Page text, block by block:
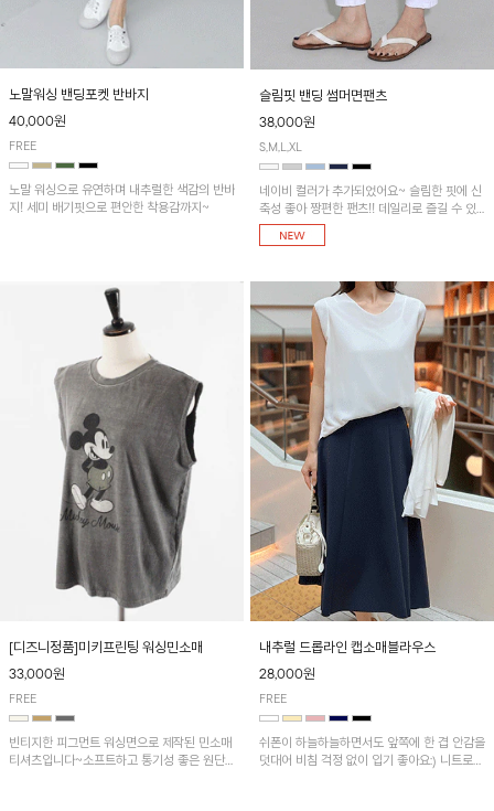
노말워싱 밴딩포켓 반바지
40,000원
FREE
노말 워싱으로 유연하며 내추럴한 색감의 반바
지! 세미 배기핏으로 편안한 착용감까지~
슬림핏 밴딩 썸머면팬츠
38,000원
S,M,L,XL
네이비 컬러가 추가되었어요~ 슬림한 핏에 신
축성 좋아 짱편한 팬츠!! 데일리로 즐길 수 있
는 기본 컬러들로 준비했어요~
[디즈니정품]미키프린팅 워싱민소매
33,000원
FREE
빈티지한 피그먼트 워싱면으로 제작된 민소매
티셔츠입니다~소프트하고 통기성 좋은 원단
내추럴 드롭라인 캡소매블라우스
28,000원
FREE
쉬폰이 하늘하늘하면서도 앞쪽에 한 겹 안감을
덧대어 비침 걱정 없이 입기 좋아요:) 니트로